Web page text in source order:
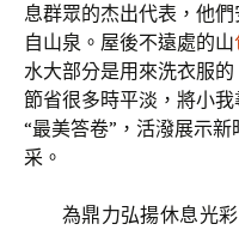
息群眾的杰出代表，他
自山泉。屋後不遠處的山
水大部分是用來洗衣服
節省很多時平淡，將小
“最美答卷”，活潑展示
采。
為鼎力弘揚休息光